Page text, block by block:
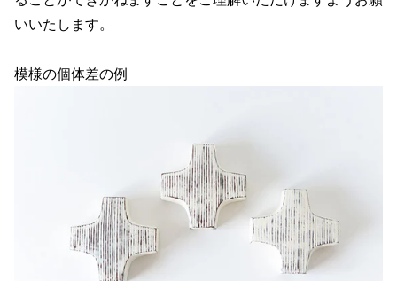
いいたします。
模様の個体差の例